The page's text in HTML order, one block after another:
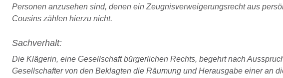
Personen anzusehen sind, denen ein Zeugnisverweigerungsrecht aus
Cousins zählen hierzu nicht.
Sachverhalt:
Die Klägerin, eine Gesellschaft bürgerlichen Rechts, begehrt nach
Gesellschafter von den Beklagten die Räumung und Herausgabe einer an